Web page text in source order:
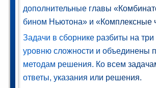
дополнительные главы
бином Ньютона» и «Комплексные
Задачи в сборнике разбиты на
уровню сложности и объединены
методам решения. Ко всем
ответы, указания или решения.